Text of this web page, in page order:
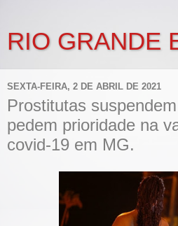
RIO GRANDE
SEXTA-FEIRA, 2 DE ABRIL DE 2021
Prostitutas
pedem prioridade na
covid-19 em MG.